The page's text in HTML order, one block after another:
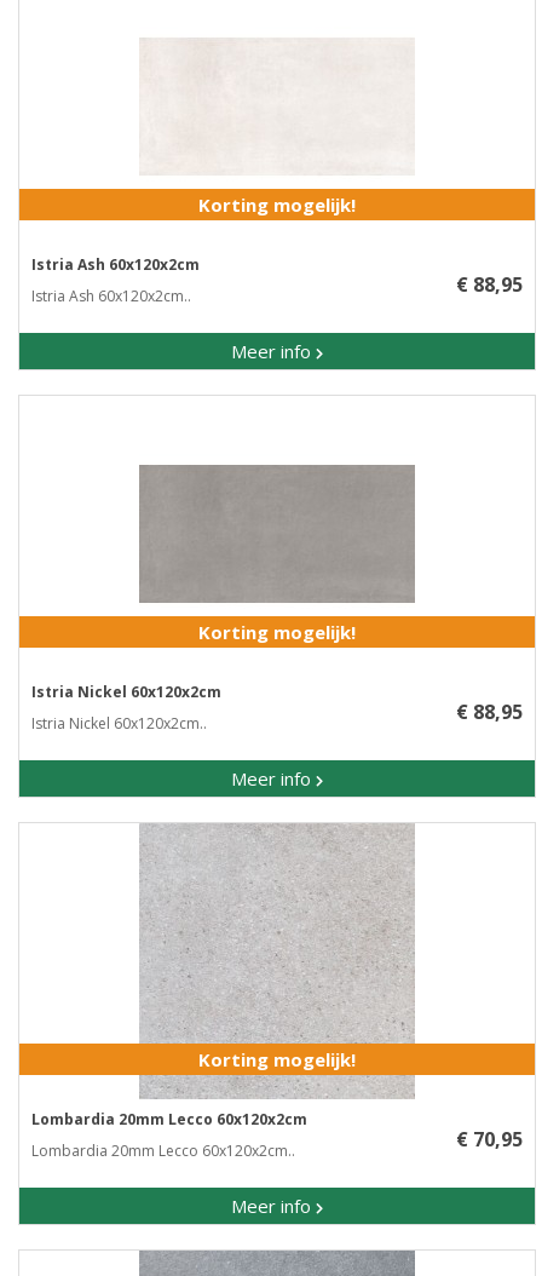
Korting mogelijk!
Istria Ash 60x120x2cm
Istria Ash 60x120x2cm..
Meer info
€ 88,95
Korting mogelijk!
Istria Nickel 60x120x2cm
Istria Nickel 60x120x2cm..
Meer info
€ 88,95
Korting mogelijk!
Lombardia 20mm Lecco 60x120x2cm
Lombardia 20mm Lecco 60x120x2cm..
Meer info
€ 70,95